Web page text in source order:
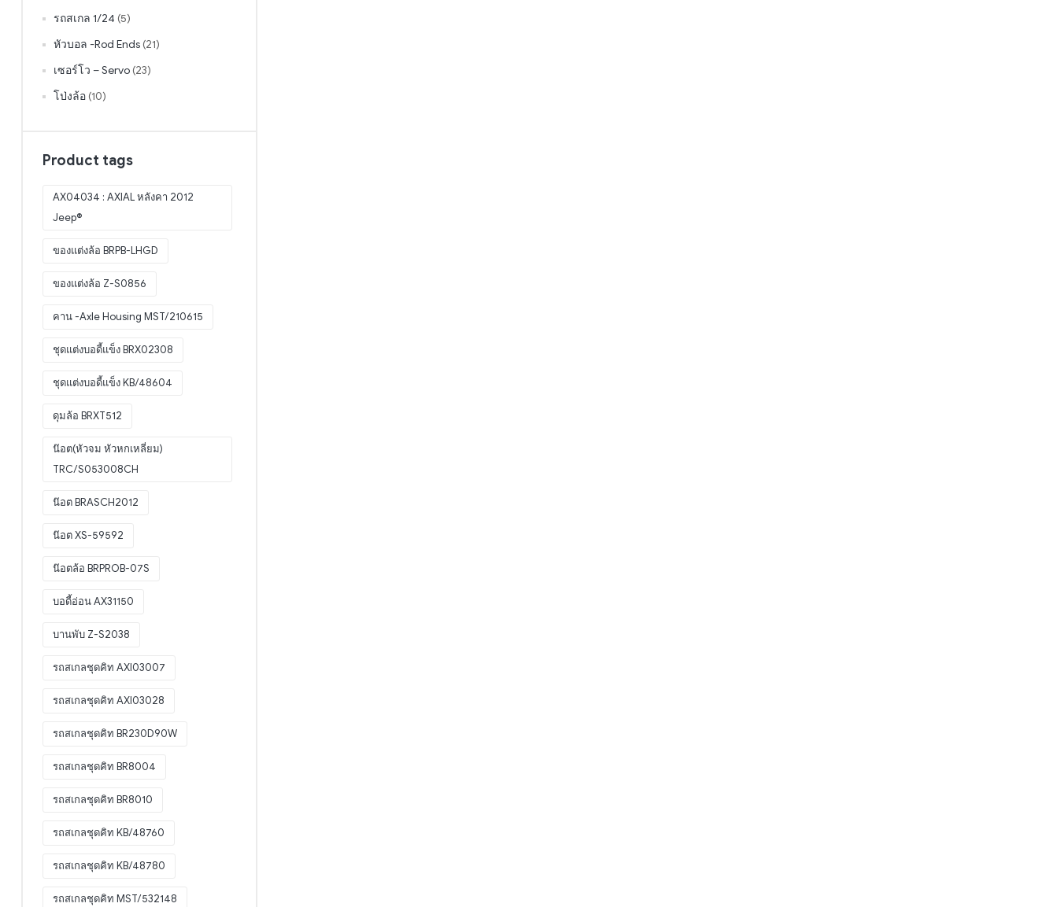
รถสเกล 1/24 (5)
หัวบอล -Rod Ends (21)
เซอร์โว – Servo (23)
โป่งล้อ (10)
Product tags
AX04034 : AXIAL หลังคา 2012
Jeep®
ของแต่งล้อ BRPB-LHGD
ของแต่งล้อ Z-S0856
คาน -Axle Housing MST/210615
ชุดแต่งบอดี้แข็ง BRX02308
ชุดแต่งบอดี้แข็ง KB/48604
ดุมล้อ BRXT512
น๊อต(หัวจม หัวหกเหลี่ยม)
TRC/S053008CH
น๊อต BRASCH2012
น๊อต XS-59592
น๊อตล้อ BRPROB-07S
บอดี้อ่อน AX31150
บานพับ Z-S2038
รถสเกลชุดคิท AXI03007
รถสเกลชุดคิท AXI03028
รถสเกลชุดคิท BR230D90W
รถสเกลชุดคิท BR8004
รถสเกลชุดคิท BR8010
รถสเกลชุดคิท KB/48760
รถสเกลชุดคิท KB/48780
รถสเกลชุดคิท MST/532148